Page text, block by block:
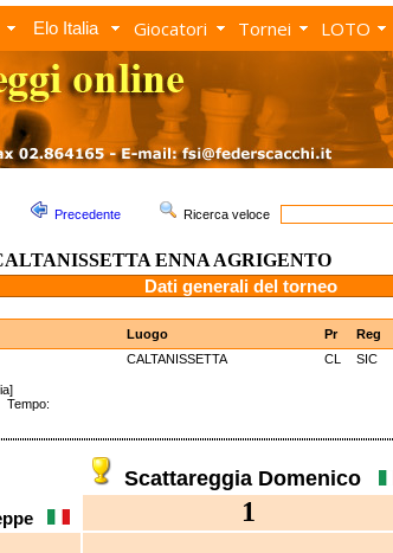
Elo Italia Giocatori Tornei LOTO
Precedente Ricerca veloce
ENNA AGRIGENTO
Dati generali del torneo
Luogo Pr Reg
CALTANISSETTA CL SIC
Scattareggia Domenico
1